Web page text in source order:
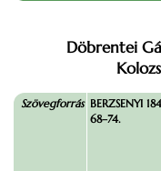
Döbrentei
Szövegforrás BERZSENYI
68–74.